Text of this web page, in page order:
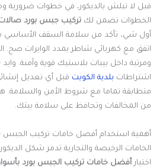
قبل لا تبلش بالديكور، في خطوات ضرورية
الخطوات تضمن لك تركيب جبس بورد
أول شي، تأكد من سلامة السقف الأساسي
اتفق مع كهربائي شاطر يمدد الوايرات صح.
ومرتبة داخل بيبات بلاستيك قوية وآمنة.
اشتراطات بلدية الكويت قبل أي تعديل
متطابقة تماما مع شروط الأمن والسلامة.
من المخالفات وتحافظ على سلامة بيتك.
أهمية استخدام أفضل خامات تركيب الجبس
الخامات الرخيصة والتجارية تدمر شكل
اختيار أفضل خامات تركيب الجبس بورد